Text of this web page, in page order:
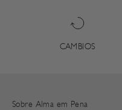
CAMBIOS
Sobre Alma em Pena